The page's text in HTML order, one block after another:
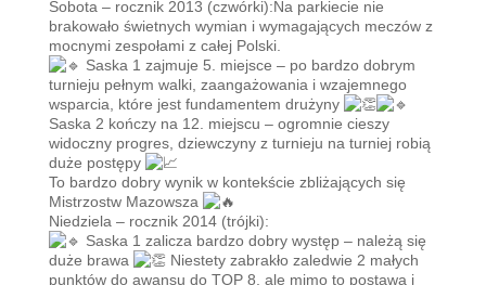
Sobota – rocznik 2013 (czwórki):Na parkiecie nie
brakowało świetnych wymian i wymagających meczów z
mocnymi zespołami z całej Polski.
Saska 1 zajmuje 5. miejsce – po bardzo dobrym
turnieju pełnym walki, zaangażowania i wzajemnego
wsparcia, które jest fundamentem drużyny
Saska 2 kończy na 12. miejscu – ogromnie cieszy
widoczny progres, dziewczyny z turnieju na turniej robią
duże postępy
To bardzo dobry wynik w kontekście zbliżających się
Mistrzostw Mazowsza
Niedziela – rocznik 2014 (trójki):
Saska 1 zalicza bardzo dobry występ – należą się
duże brawa
Niestety zabrakło zaledwie 2 małych
punktów do awansu do TOP 8, ale mimo to postawa i